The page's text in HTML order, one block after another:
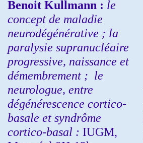
Benoit Kullmann : le
concept de maladie
neurodégénérative ; la
paralysie supranucléaire
progressive, naissance et
démembrement ; le
neurologue, entre
dégénérescence cortico-
basale et syndrôme
cortico-basal : IUGM,